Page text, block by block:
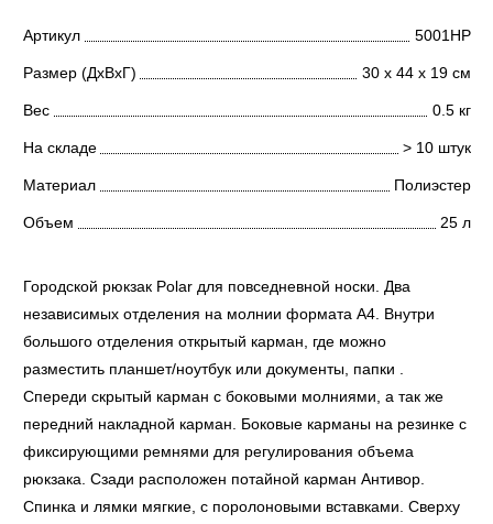
Артикул 5001НР
Размер (ДхВхГ) 30 х 44 х 19 см
Вес 0.5 кг
На складе > 10 штук
Материал Полиэстер
Объем 25 л
Городской рюкзак Polar для повседневной носки. Два
независимых отделения на молнии формата А4. Внутри
большого отделения открытый карман, где можно
разместить планшет/ноутбук или документы, папки .
Спереди скрытый карман с боковыми молниями, а так же
передний накладной карман. Боковые карманы на резинке с
фиксирующими ремнями для регулирования объема
рюкзака. Сзади расположен потайной карман Антивор.
Спинка и лямки мягкие, с поролоновыми вставками. Сверху